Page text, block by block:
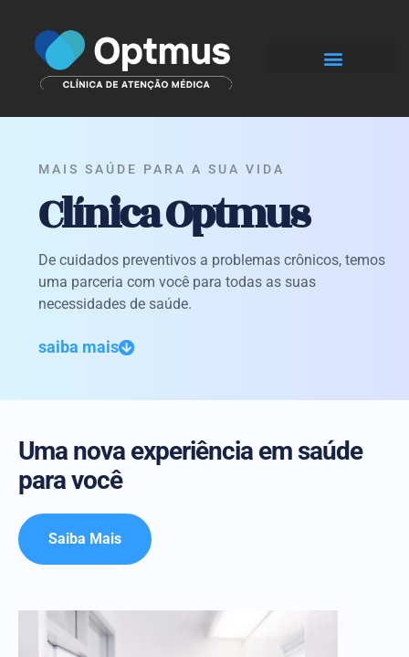
MAIS SAÚDE PARA A SUA VIDA
Clínica Optmus
De cuidados preventivos a problemas crônicos, temos
uma parceria com você para todas as suas
necessidades de saúde.
saiba mais
Uma nova experiência em saúde
para você
Saiba Mais